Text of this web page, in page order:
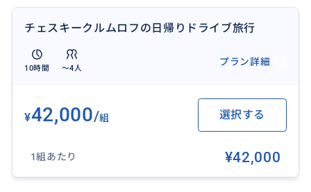
チェスキークルムロフの日帰りドライブ旅行
10時間 〜4人
プラン詳細
¥42,000/組 選択する
1組あたり ¥42,000